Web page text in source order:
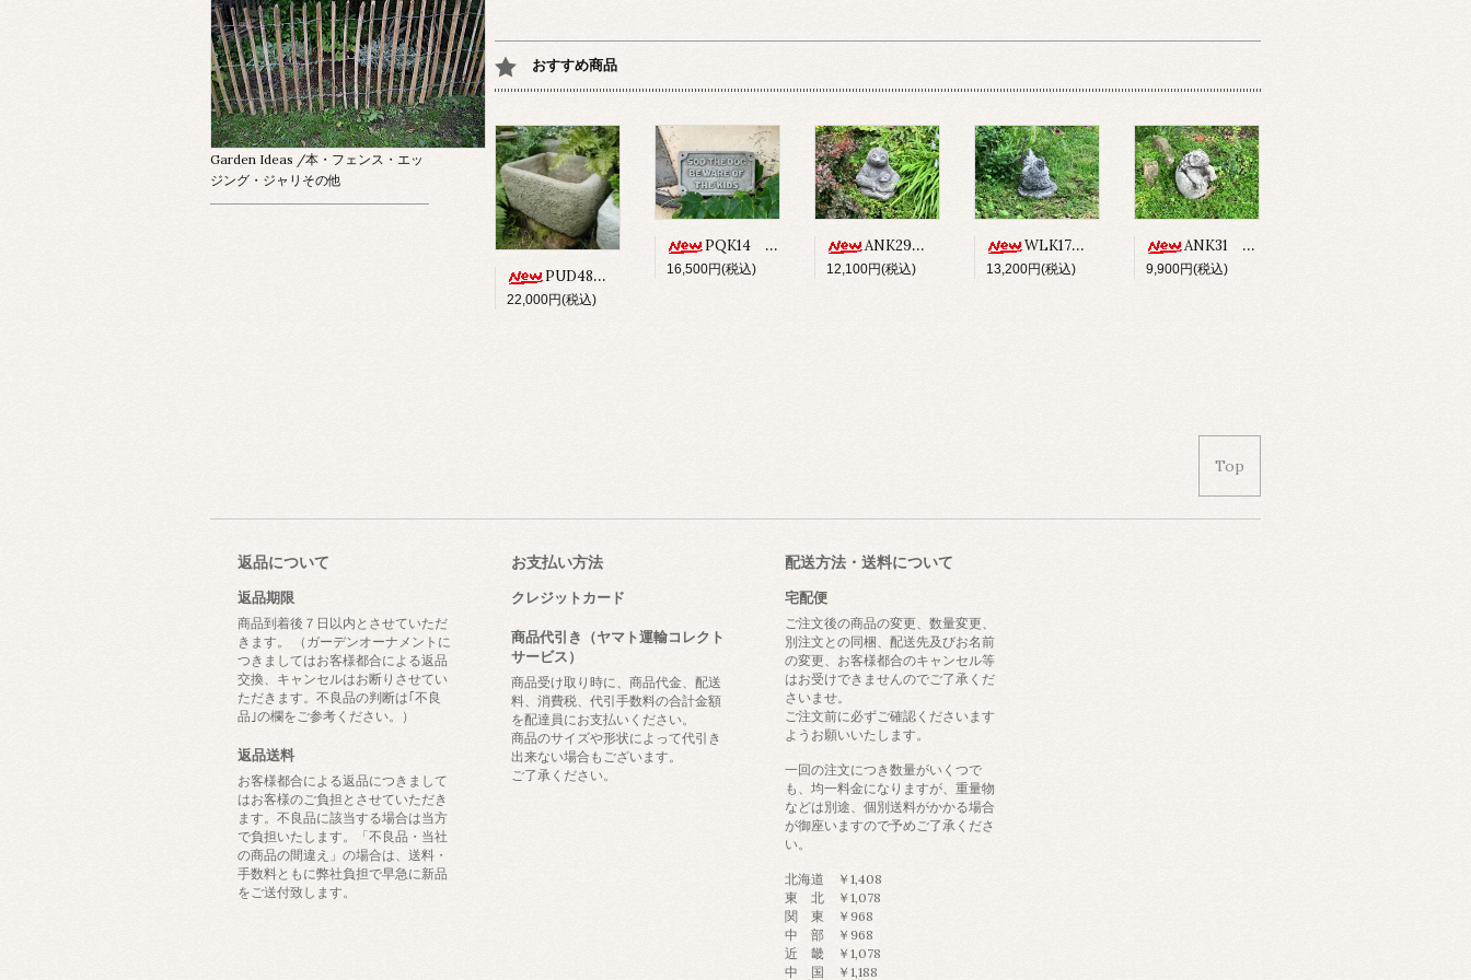
おすすめ商品
PUD48 ALPINE PLANTER
22,000円(税込)
PQK14 SOD THE DOG BEWARE OF THE KIDS
16,500円(税込)
ANK29 SLOTH
12,100円(税込)
WLK17 CHICKEN
13,200円(税込)
ANK31 ANCHISAURUS
9,900円(税込)
Garden Ideas /本・フェンス・エッ
ジング・ジャリその他
Top
返品について
返品期限
商品到着後７日以内とさせていただ
きます。 （ガーデンオーナメントに
つきましてはお客様都合による返品
交換、キャンセルはお断りさせてい
ただきます。不良品の判断は｢不良
品｣の欄をご参考ください。）
返品送料
お客様都合による返品につきまして
はお客様のご負担とさせていただき
ます。不良品に該当する場合は当方
で負担いたします。「不良品・当社
の商品の間違え」の場合は、送料・
手数料ともに弊社負担で早急に新品
をご送付致します。
お支払い方法
クレジットカード
商品代引き（ヤマト運輸コレクト
サービス）
商品受け取り時に、商品代金、配送
料、消費税、代引手数料の合計金額
を配達員にお支払いください。
商品のサイズや形状によって代引き
出来ない場合もございます。
ご了承ください。
配送方法・送料について
宅配便
ご注文後の商品の変更、数量変更、
別注文との同梱、配送先及びお名前
の変更、お客様都合のキャンセル等
はお受けできませんのでご了承くだ
さいませ。
ご注文前に必ずご確認くださいます
ようお願いいたします。
一回の注文につき数量がいくつで
も、均一料金になりますが、重量物
などは別途、個別送料がかかる場合
が御座いますので予めご了承くださ
い。
北海道 ￥1,408
東 北 ￥1,078
関 東 ￥968
中 部 ￥968
近 畿 ￥1,078
中 国 ￥1,188